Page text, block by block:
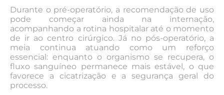
Durante o pré-operatório, a recomendação de uso
pode começar ainda na internação,
acompanhando a rotina hospitalar até o momento
de ir ao centro cirúrgico. Já no pós-operatório, a
meia continua atuando como um reforço
essencial: enquanto o organismo se recupera, o
fluxo sanguíneo permanece mais estável, o que
favorece a cicatrização e a segurança geral do
processo.